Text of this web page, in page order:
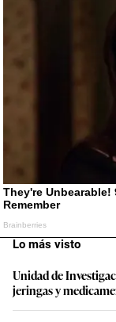
Lo más visto
Unidad de
jeringas y